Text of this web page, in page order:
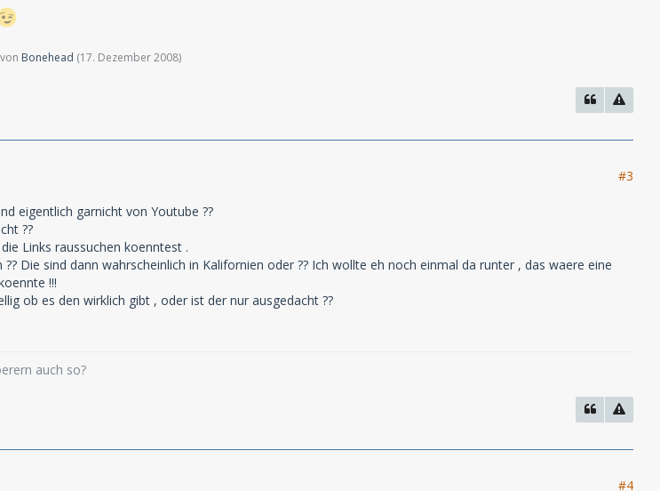
Bonehead (17. Dezember 2008)
#3
eigentlich garnicht von Youtube ??
??
Links raussuchen koenntest .
Die sind dann wahrscheinlich in Kalifornien oder ?? Ich wollte eh noch einmal da runter , das waere eine
!!!
ob es den wirklich gibt , oder ist der nur ausgedacht ??
auch so?
#4